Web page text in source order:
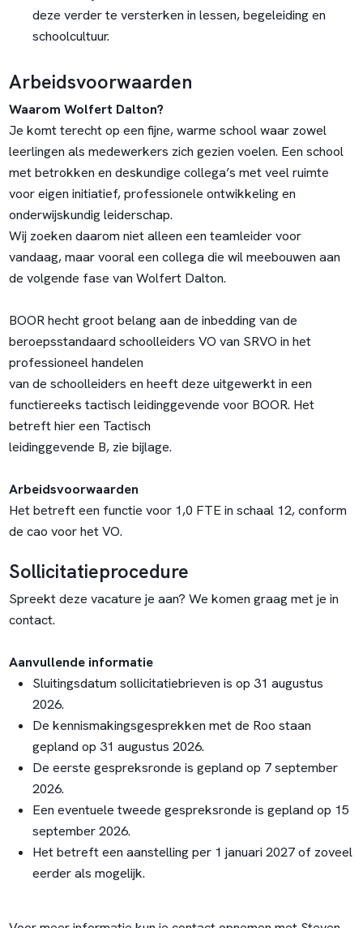
deze verder te versterken in lessen, begeleiding en
schoolcultuur.
Arbeidsvoorwaarden
Waarom Wolfert Dalton?
Je komt terecht op een fijne, warme school waar zowel
leerlingen als medewerkers zich gezien voelen. Een school
met betrokken en deskundige collega’s met veel ruimte
voor eigen initiatief, professionele ontwikkeling en
onderwijskundig leiderschap.
Wij zoeken daarom niet alleen een teamleider voor
vandaag, maar vooral een collega die wil meebouwen aan
de volgende fase van Wolfert Dalton.
BOOR hecht groot belang aan de inbedding van de
beroepsstandaard schoolleiders VO van SRVO in het
professioneel handelen
van de schoolleiders en heeft deze uitgewerkt in een
functiereeks tactisch leidinggevende voor BOOR. Het
betreft hier een Tactisch
leidinggevende B, zie bijlage.
Arbeidsvoorwaarden
Het betreft een functie voor 1,0 FTE in schaal 12, conform
de cao voor het VO.
Sollicitatieprocedure
Spreekt deze vacature je aan? We komen graag met je in
contact.
Aanvullende informatie
Sluitingsdatum sollicitatiebrieven is op 31 augustus
2026.
De kennismakingsgesprekken met de Roo staan
gepland op 31 augustus 2026.
De eerste gespreksronde is gepland op 7 september
2026.
Een eventuele tweede gespreksronde is gepland op 15
september 2026.
Het betreft een aanstelling per 1 januari 2027 of zoveel
eerder als mogelijk.